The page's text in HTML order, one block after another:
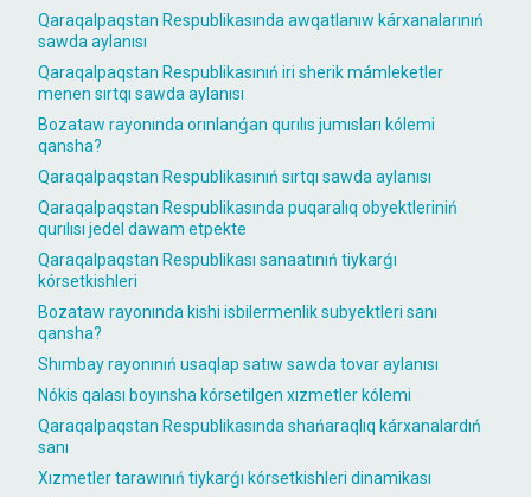
Qaraqalpaqstan Respublikasında awqatlanıw kárxanalarınıń
sawda aylanısı
Qaraqalpaqstan Respublikasınıń iri sherik mámleketler
menen sırtqı sawda aylanısı
Bozataw rayonında orınlanǵan qurılıs jumısları kólemi
qansha?
Qaraqalpaqstan Respublikasınıń sırtqı sawda aylanısı
Qaraqalpaqstan Respublikasında puqaralıq obyektleriniń
qurılısı jedel dawam etpekte
Qaraqalpaqstan Respublikası sanaatınıń tiykarǵı
kórsetkishleri
Bozataw rayonında kishi isbilermenlik subyektleri sanı
qansha?
Shımbay rayonınıń usaqlap satıw sawda tovar aylanısı
Nókis qalası boyınsha kórsetilgen xızmetler kólemi
Qaraqalpaqstan Respublikasında shańaraqlıq kárxanalardıń
sanı
Xızmetler tarawınıń tiykarǵı kórsetkishleri dinamikası